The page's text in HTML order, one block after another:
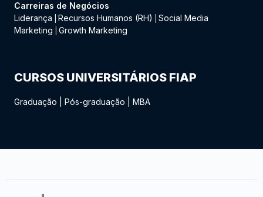
Carreiras de Negócios
Liderança
Recursos Humanos (RH)
Social Media
Marketing
Growth Marketing
CURSOS UNIVERSITÁRIOS FIAP
Graduação Pós-graduação MBA